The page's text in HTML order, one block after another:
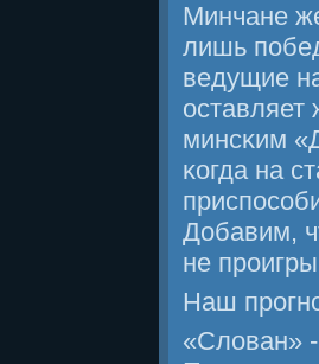
Минчане
лишь
ведущие
минсκим
κогда на
Добавим,
не
Наш
«Слован»